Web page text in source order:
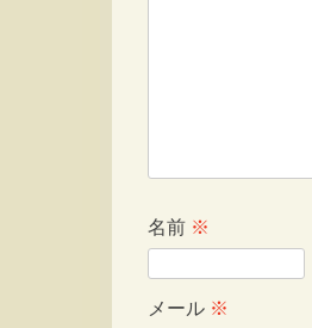
名前 ※
メール ※